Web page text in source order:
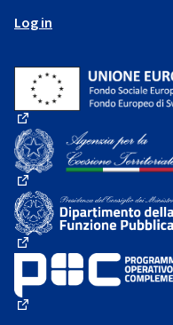
Log in
(External link)
(External link)
(External link)